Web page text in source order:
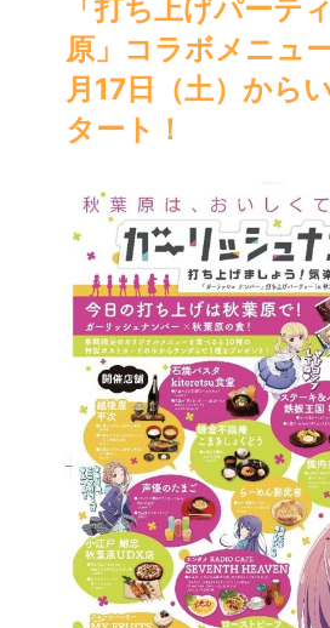
Blu-ray＆DVD
SPECIAL
「打ち上げパーテ
原」コラボメニュ
月17日（土）から
タート！